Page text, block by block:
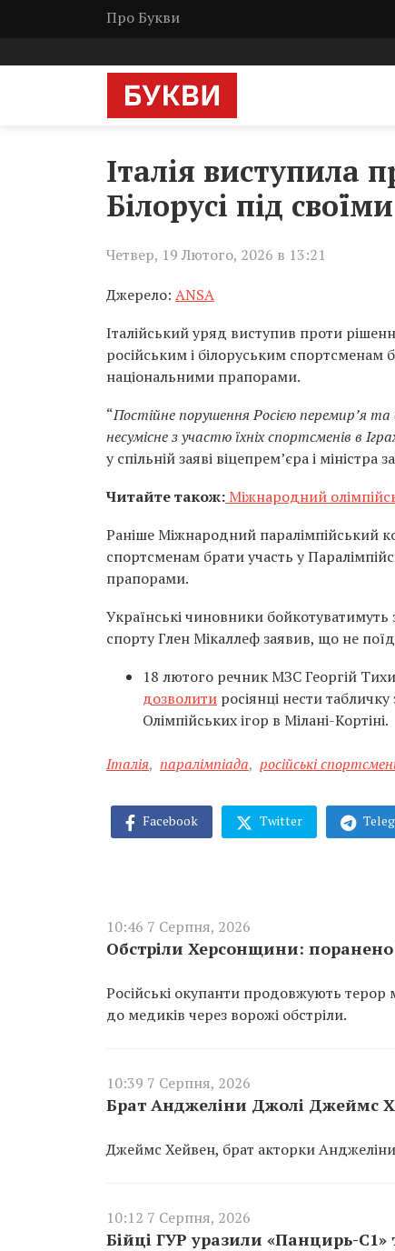
Про Букви
Італія виступила
Білорусі під
Четвер, 19 Лютого, 2026 в 13:21
Джерело: ANSA
Італійський уряд виступив проти
російським і білоруським спортсменам
національними прапорами.
“Постійне порушення Росією перемир’я та
несумісне з участю їхніх спортсменів в
у спільній заяві віцепрем’єра і
Читайте також:Міжнародний
Раніше Міжнародний паралімпійський
спортсменам брати участь у
прапорами.
Українські чиновники бойкотуватимуть
спорту Глен Мікаллеф заявив, що не
18 лютого речник МЗС Георгій
дозволити росіянці нести
Олімпійських ігор в Мілані-Кортіні.
Італія, паралімпіада, російські
Facebook Twitter
10:46 7 Серпня, 2026
Обстріли Херсонщини: поранено
Російські окупанти продовжують
до медиків через ворожі обстріли.
10:39 7 Серпня, 2026
Брат Анджеліни Джолі Джеймс
Джеймс Хейвен, брат акторки
10:12 7 Серпня, 2026
Бійці ГУР уразили «Панцирь-